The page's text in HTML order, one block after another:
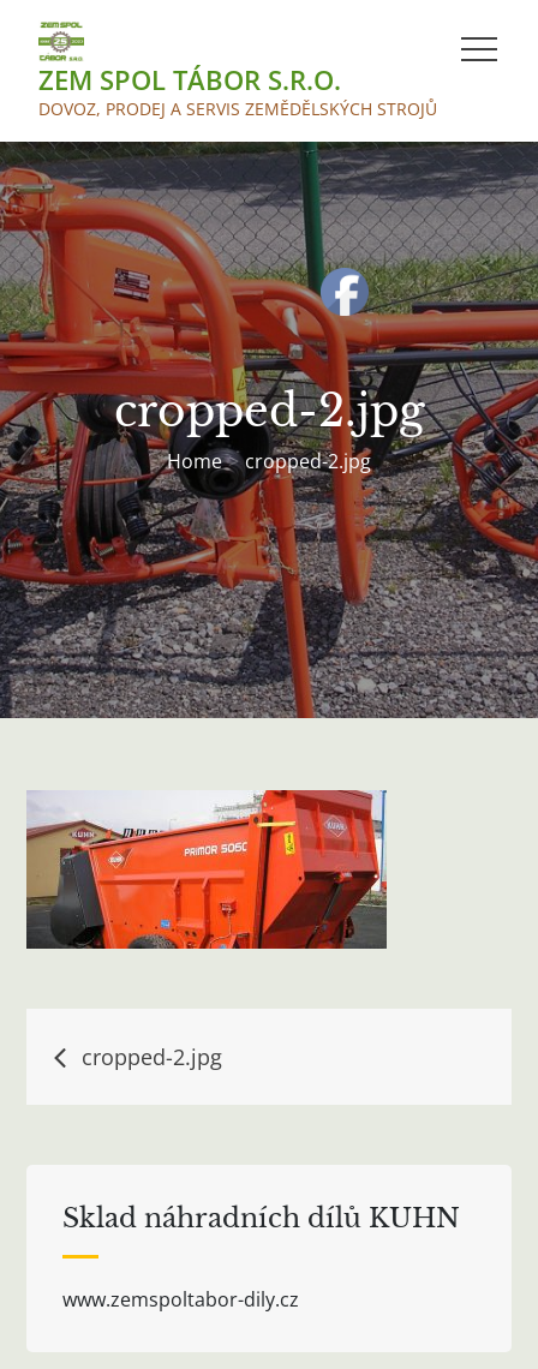
contentZEM SPOL TÁBOR S.R.O.
DOVOZ, PRODEJ A SERVIS ZEMĚDĚLSKÝCH STROJŮ
cropped-2.jpg
Home cropped-2.jpg
Navigace
cropped-2.jpg
Sklad náhradních dílů KUHN
www.zemspoltabor-dily.cz